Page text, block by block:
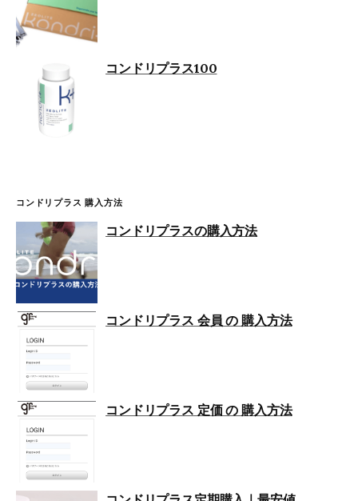
コンドリプラス100
コンドリプラス 購入方法
コンドリプラスの購入方法
コンドリプラス 会員 の 購入方法
コンドリプラス 定価 の 購入方法